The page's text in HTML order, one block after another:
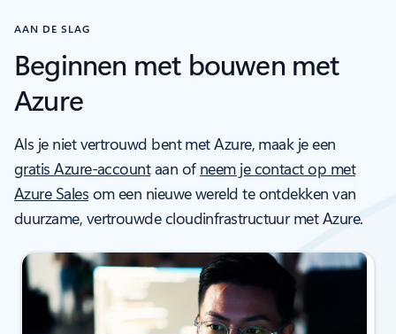
AAN DE SLAG
Beginnen met bouwen met
Azure
Als je niet vertrouwd bent met Azure, maak je een
gratis Azure-accountaan of neem je contact op met
Azure Sales om een nieuwe wereld te ontdekken van
duurzame, vertrouwde cloudinfrastructuur met Azure.